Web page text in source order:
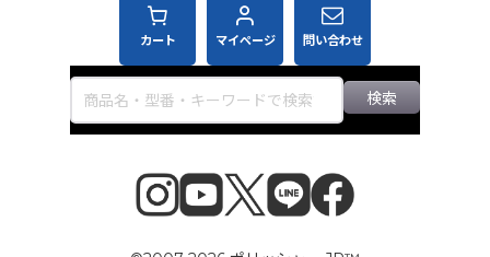
カート マイページ 問い合わせ
検索